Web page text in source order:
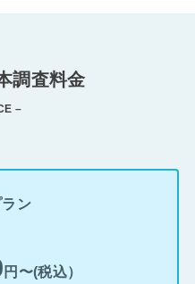
調査料金
–
ン
円〜(税込）